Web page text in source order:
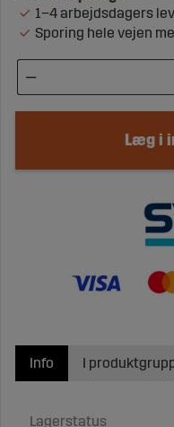
1–4 arbejdsdagers
Sporing hele vejen
Læg i
Info
Lagerstatus
I